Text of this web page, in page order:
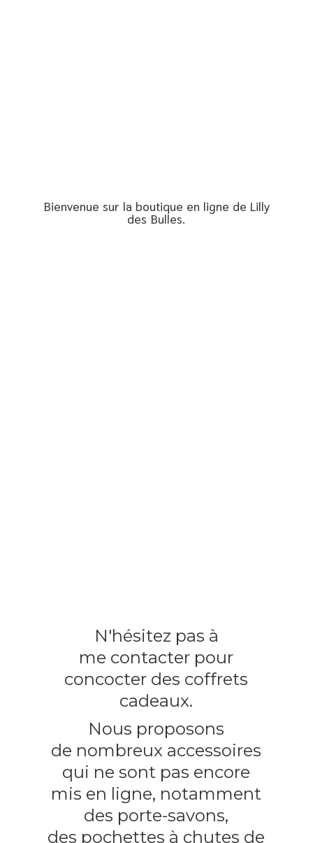
Bienvenue sur la boutique en ligne de Lilly
des Bulles.
N'hésitez pas à
me contacter pour
concocter des coffrets
cadeaux.
Nous proposons
de nombreux accessoires
qui ne sont pas encore
mis en ligne, notamment
des porte-savons,
des pochettes à chutes de